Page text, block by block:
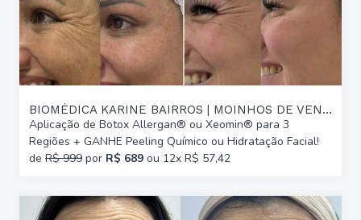
BIOMÉDICA KARINE BAIRROS | MOINHOS DE VENTO
Aplicação de Botox Allergan® ou Xeomin® para 3
Regiões + GANHE Peeling Químico ou Hidratação Facial!
de R$ 999 por R$ 689 ou 12x R$ 57,42